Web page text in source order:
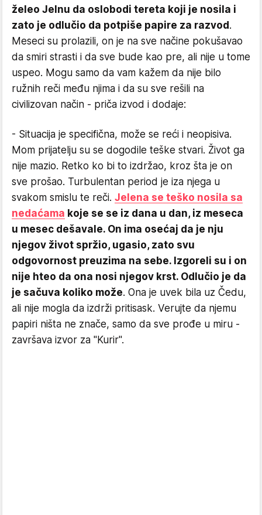
želeo Jelnu da oslobodi tereta koji je nosila i
zato je odlučio da potpiše papire za razvod.
Meseci su prolazili, on je na sve načine pokušavao
da smiri strasti i da sve bude kao pre, ali nije u tome
uspeo. Mogu samo da vam kažem da nije bilo
ružnih reči među njima i da su sve rešili na
civilizovan način - priča izvod i dodaje:
- Situacija je specifična, može se reći i neopisiva.
Mom prijatelju su se dogodile teške stvari. Život ga
nije mazio. Retko ko bi to izdržao, kroz šta je on
sve prošao. Turbulentan period je iza njega u
svakom smislu te reči. Jelena se teško nosila sa
nedaćama koje se se iz dana u dan, iz meseca
u mesec dešavale. On ima osećaj da je nju
njegov život spržio, ugasio, zato svu
odgovornost preuzima na sebe. Izgoreli su i on
nije hteo da ona nosi njegov krst. Odlučio je da
je sačuva koliko može. Ona je uvek bila uz Čedu,
ali nije mogla da izdrži pritisask. Verujte da njemu
papiri ništa ne znače, samo da sve prođe u miru -
završava izvor za "Kurir".